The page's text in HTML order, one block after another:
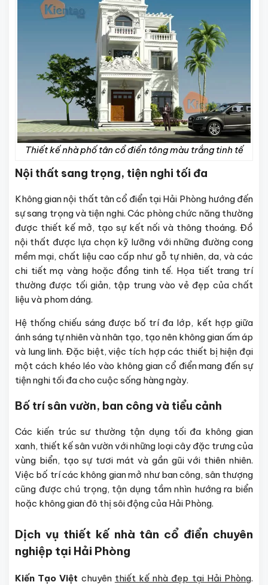
Thiết kế nhà phố tân cổ điển tông màu trắng tinh tế
Nội thất sang trọng, tiện nghi tối đa
Không gian nội thất tân cổ điển tại Hải Phòng hướng đến
sự sang trọng và tiện nghi. Các phòng chức năng thường
được thiết kế mở, tạo sự kết nối và thông thoáng. Đồ
nội thất được lựa chọn kỹ lưỡng với những đường cong
mềm mại, chất liệu cao cấp như gỗ tự nhiên, da, và các
chi tiết mạ vàng hoặc đồng tinh tế. Họa tiết trang trí
thường được tối giản, tập trung vào vẻ đẹp của chất
liệu và phom dáng.
Hệ thống chiếu sáng được bố trí đa lớp, kết hợp giữa
ánh sáng tự nhiên và nhân tạo, tạo nên không gian ấm áp
và lung linh. Đặc biệt, việc tích hợp các thiết bị hiện đại
một cách khéo léo vào không gian cổ điển mang đến sự
tiện nghi tối đa cho cuộc sống hàng ngày.
Bố trí sân vườn, ban công và tiểu cảnh
Các kiến trúc sư thường tận dụng tối đa không gian
xanh, thiết kế sân vườn với những loại cây đặc trưng của
vùng biển, tạo sự tươi mát và gần gũi với thiên nhiên.
Việc bố trí các không gian mở như ban công, sân thượng
cũng được chú trọng, tận dụng tầm nhìn hướng ra biển
hoặc không gian đô thị sôi động của Hải Phòng.
Dịch vụ thiết kế nhà tân cổ điển chuyên
nghiệp tại Hải Phòng
Kiến Tạo Việt chuyên thiết kế nhà đẹp tại Hải Phòng.